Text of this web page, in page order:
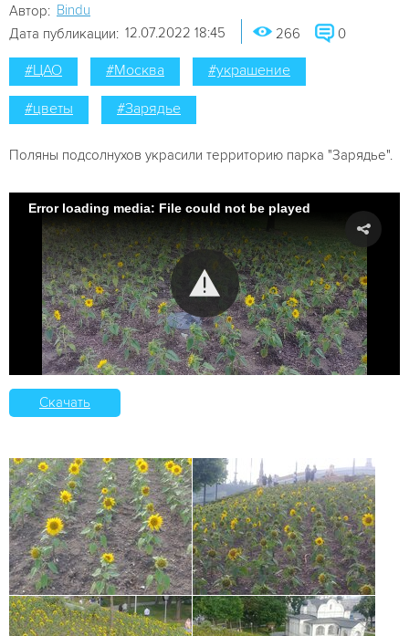
Автор: Bindu
Дата публикации: 12.07.2022 18:45 266 0
#ЦАО #Москва #украшение
#цветы #Зарядье
Поляны подсолнухов украсили территорию парка "Зарядье".
Error loading media: File could not be played
Скачать